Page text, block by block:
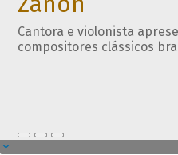
Cantora e violonista
compositores clássicos